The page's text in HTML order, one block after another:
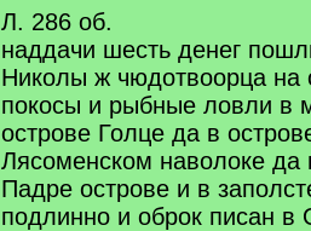
Л. 286 об.
наддачи шесть денег
Николы ж чюдотвоорца на
покосы и рыбные ловли в
острове Голце да в
Лясоменском наволоке да
Падре острове и в
подлинно и оброк писан в